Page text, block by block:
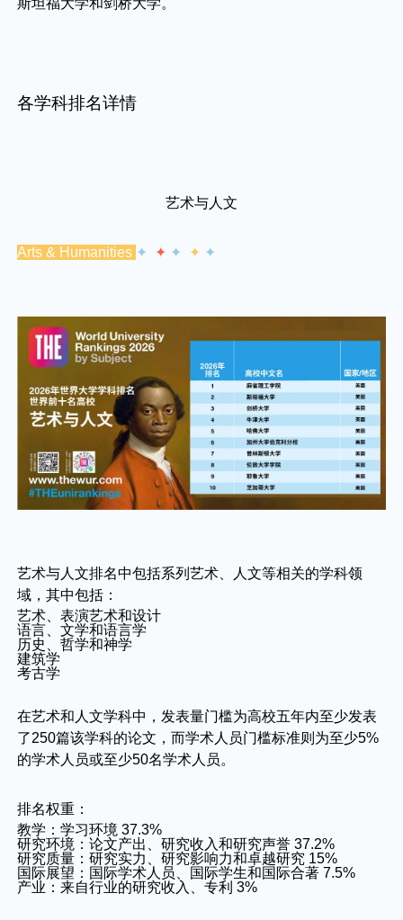
斯坦福大学和剑桥大学。
各学科排名详情
艺术与人文
Arts & Humanities ✦ ✦ ✦ ✦ ✦
艺术与人文排名中包括系列艺术、人文等相关的学科领
域，其中包括：
艺术、表演艺术和设计
语言、文学和语言学
历史、哲学和神学
建筑学
考古学
在艺术和人文学科中，发表量门槛为高校五年内至少发表
了250篇该学科的论文，而学术人员门槛标准则为至少5%
的学术人员或至少50名学术人员。
排名权重：
教学：学习环境 37.3%
研究环境：论文产出、研究收入和研究声誉 37.2%
研究质量：研究实力、研究影响力和卓越研究 15%
国际展望：国际学术人员、国际学生和国际合著 7.5%
产业：来自行业的研究收入、专利 3%